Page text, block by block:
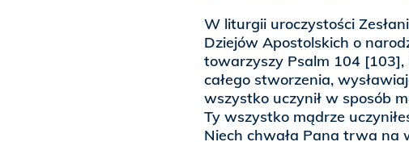
W liturgii uroczystości
Dziejów Apostolskich o
towarzyszy Psalm 104
całego stworzenia,
wszystko uczynił w sposób
Ty wszystko mądrze
Niech chwała Pana trwa na